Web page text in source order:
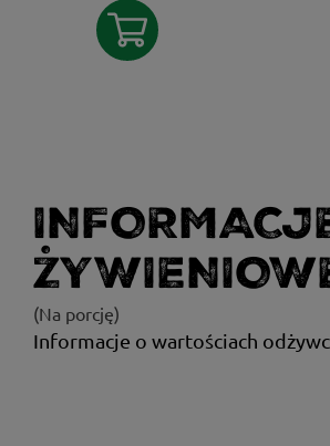
(Na porcję)
Informacje o wartościach